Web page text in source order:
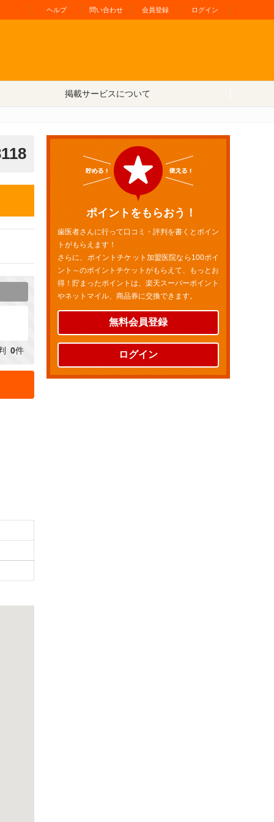
ヘルプ 問い合わせ 会員登録 ログイン
掲載サービスについて
0件
ポイントをもらおう！
歯医者さんに行って口コミ・評判を書くとポイン
トがもらえます！
さらに、ポイントチケット加盟医院なら100ポイ
ント～のポイントチケットがもらえて、もっとお
得！貯まったポイントは、楽天スーパーポイント
やネットマイル、商品券に交換できます。
無料会員登録
ログイン